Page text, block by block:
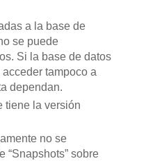
a la base de
se puede
Si la base de datos
tampoco a
dependan.
tiene la versión
no se
“Snapshots” sobre